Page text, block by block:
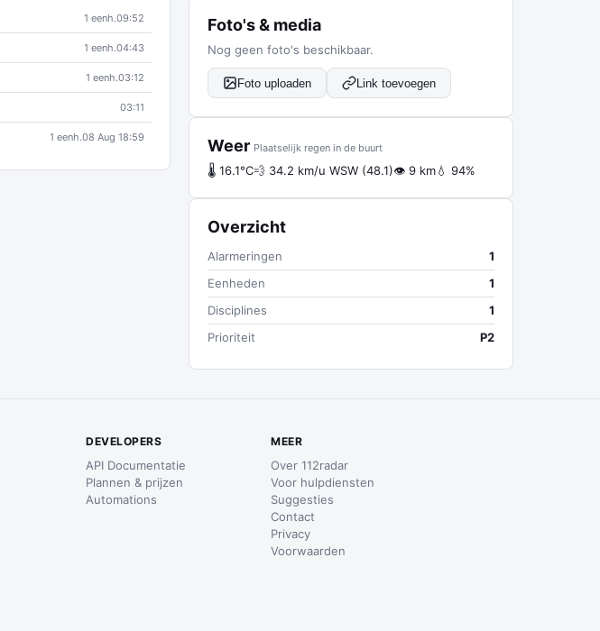
1 eenh.09:52
1 eenh.04:43
1 eenh.03:12
03:11
1 eenh.08 Aug 18:59
Foto's & media
Nog geen foto's beschikbaar.
Foto uploaden Link toevoegen
Weer Plaatselijk regen in de buurt
🌡 16.1°C💨 34.2 km/u WSW (48.1)👁 9 km💧 94%
Overzicht
Alarmeringen
1
Eenheden
1
Disciplines
1
Prioriteit
P2
DEVELOPERS
API Documentatie
Plannen & prijzen
Automations
MEER
Over 112radar
Voor hulpdiensten
Suggesties
Contact
Privacy
Voorwaarden